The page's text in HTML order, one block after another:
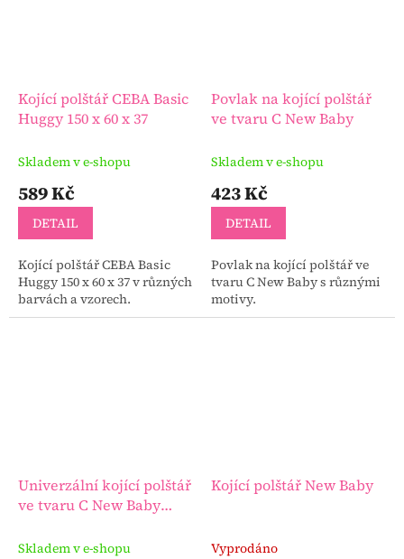
Kojící polštář CEBA Basic
Huggy 150 x 60 x 37
Skladem v e-shopu
589 Kč
DETAIL
Kojící polštář CEBA Basic
Huggy 150 x 60 x 37 v různých
barvách a vzorech.
Povlak na kojící polštář
ve tvaru C New Baby
Skladem v e-shopu
423 Kč
DETAIL
Povlak na kojící polštář ve
tvaru C New Baby s různými
motivy.
Univerzální kojící polštář
ve tvaru C New Baby
Skladem v e-shopu
Kojící polštář New Baby
Vyprodáno